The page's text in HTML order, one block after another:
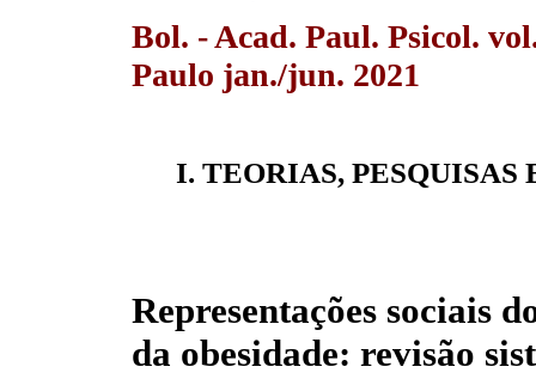
Bol. - Acad. Paul. Psicol.
Paulo jan./jun. 2021
I. TEORIAS, PESQUISAS
Representações sociais
da obesidade: revisão